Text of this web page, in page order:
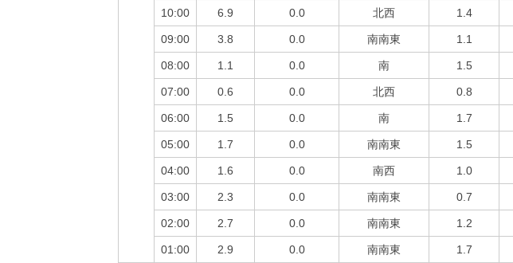
10:00 6.9 0.0 北西 1.4
09:00 3.8 0.0 南南東 1.1
08:00 1.1 0.0 南 1.5
07:00 0.6 0.0 北西 0.8
06:00 1.5 0.0 南 1.7
05:00 1.7 0.0 南南東 1.5
04:00 1.6 0.0 南西 1.0
03:00 2.3 0.0 南南東 0.7
02:00 2.7 0.0 南南東 1.2
01:00 2.9 0.0 南南東 1.7